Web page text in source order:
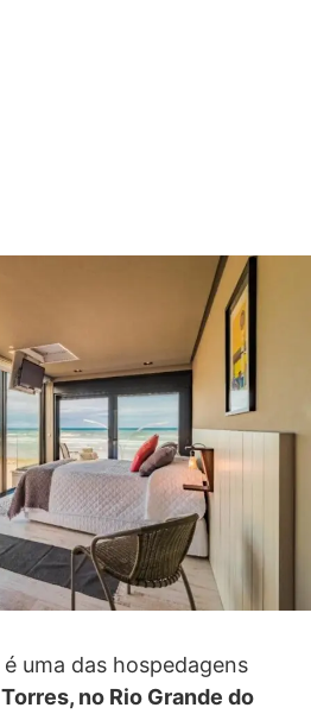
é uma das hospedagens
Torres, no Rio Grande do